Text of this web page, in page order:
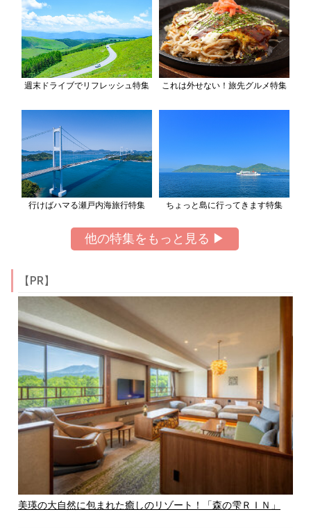
週末ドライブでリフレッシュ特集 これは外せない！旅先グルメ特集
行けばハマる瀬戸内海旅行特集 ちょっと島に行ってきます特集
他の特集をもっと見る ▶
【PR】
美瑛の大自然に包まれた癒しのリゾート！「森の雫ＲＩＮ」